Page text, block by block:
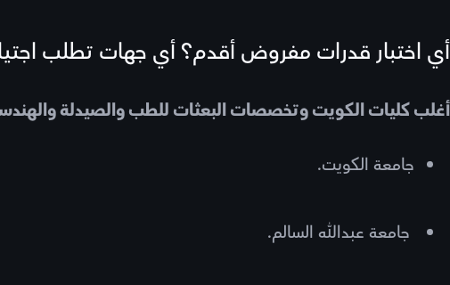
أي اختبار قدرات مفروض أقدم؟ أي جهات تطلب اجتياز
أغلب كليات الكويت وتخصصات البعثات للطب والصيدلة
جامعة الكويت.
جامعة عبدالله السالم.